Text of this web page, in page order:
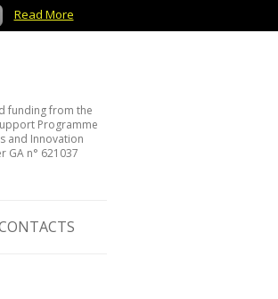
funding from the
Programme
and Innovation
GA n° 621037
Read More